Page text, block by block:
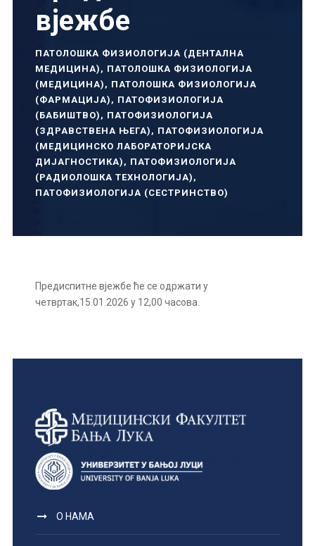
вјежбе
ПАТОЛОШКА ФИЗИОЛОГИЈА (ДЕНТАЛНА
МЕДИЦИНА) , ПАТОЛОШКА ФИЗИОЛОГИЈА
(МЕДИЦИНА) , ПАТОЛОШКА ФИЗИОЛОГИЈА
(ФАРМАЦИЈА) , ПАТОФИЗИОЛОГИЈА
(БАБИШТВО) , ПАТОФИЗИОЛОГИЈА
(ЗДРАВСТВЕНА ЊЕГА) , ПАТОФИЗИОЛОГИЈА
(МЕДИЦИНСКО ЛАБОРАТОРИЈСКА
ДИЈАГНОСТИКА) , ПАТОФИЗИОЛОГИЈА
(РАДИОЛОШКА ТЕХНОЛОГИЈА) ,
ПАТОФИЗИОЛОГИЈА (СЕСТРИНСТВО)
Предиспитне вјежбе ће се одржати у
четвртак,15.01.2026 у 12,00 часова.
О НАМА